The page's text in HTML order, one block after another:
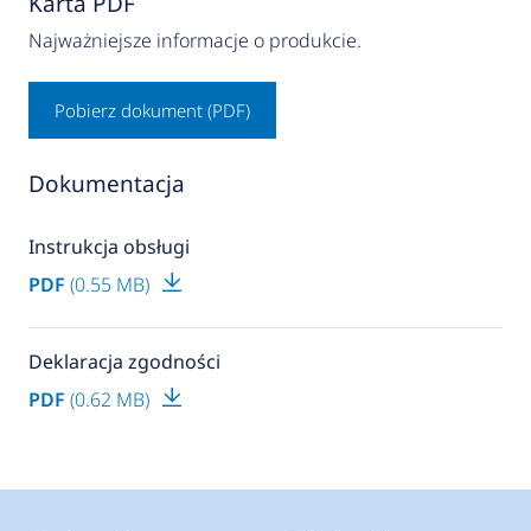
Najważniejsze informacje o produkcie.
Pobierz dokument (PDF)
Dokumentacja
Instrukcja obsługi
PDF (0.55 MB)
Deklaracja zgodności
PDF (0.62 MB)